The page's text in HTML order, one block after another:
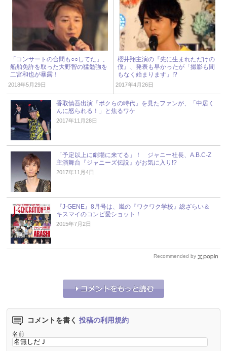
「コンサートの合間も○○してた」、
船舶免許を取った大野智の猛勉強を
二宮和也が暴露！
2018年5月29日
櫻井翔主演の『先に生まれただけの
僕』、発表も早かったが「撮影も間
もなく始まります」!?
2017年4月26日
香取慎吾出演『ボクらの時代』を見たファンが、「中居く
んに怒られる！」と焦るワケ
2017年11月28日
「予定以上に劇場に来てる」！ ジャニー社長、A.B.C-Z
主演舞台『ジャニーズ伝説』がお気に入り!?
2017年11月4日
『J-GENE』8月号は、嵐の『ワクワク学校』総ざらい＆
キスマイのコンビ愛ショット！
2015年7月2日
Recommended by
コメントを書く 投稿の利用規約
名前